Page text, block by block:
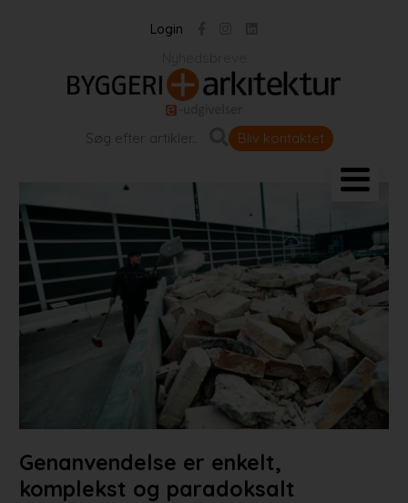
Login
Bliv kontaktet
Bygningen
Projekter
Portrætter
Genanvendelse er enkelt,
komplekst og paradoksalt